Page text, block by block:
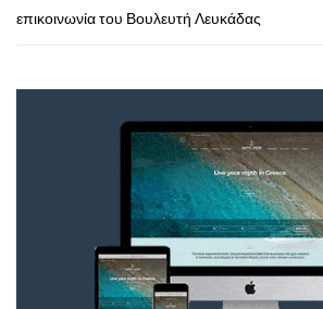
επικοινωνία του Βουλευτή Λευκάδας